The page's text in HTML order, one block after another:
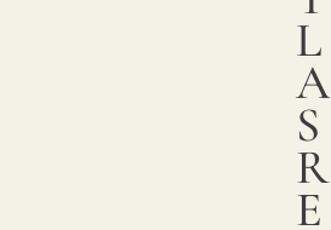
L
A
S
R
E